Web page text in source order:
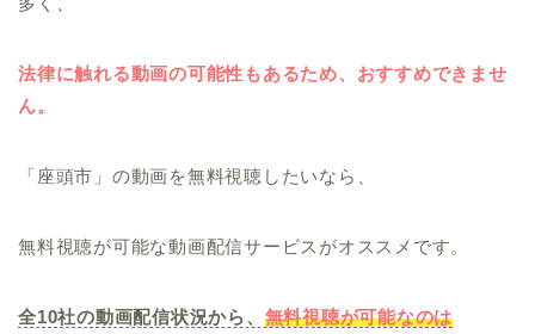
法律に触れる動画の可能性もあるため、おすすめできませ
ん。
「座頭市」の動画を無料視聴したいなら、
無料視聴が可能な動画配信サービスがオススメです。
全10社の動画配信状況から、 無料視聴が可能なのは